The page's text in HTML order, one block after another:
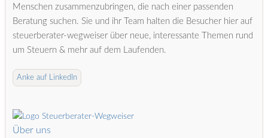
Menschen zusammenzubringen, die nach einer passenden
Beratung suchen. Sie und ihr Team halten die Besucher hier auf
steuerberater-wegweiser über neue, interessante Themen rund
um Steuern & mehr auf dem Laufenden.
Anke auf LinkedIn
Über uns